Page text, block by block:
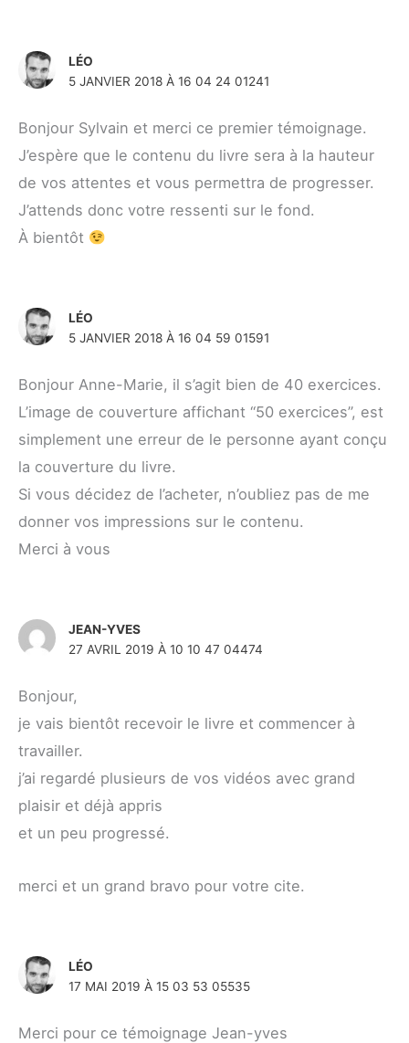
LÉO
5 JANVIER 2018 À 16 04 24 01241
Bonjour Sylvain et merci ce premier témoignage.
J’espère que le contenu du livre sera à la hauteur
de vos attentes et vous permettra de progresser.
J’attends donc votre ressenti sur le fond.
À bientôt
LÉO
5 JANVIER 2018 À 16 04 59 01591
Bonjour Anne-Marie, il s’agit bien de 40 exercices.
L’image de couverture affichant “50 exercices”, est
simplement une erreur de le personne ayant conçu
la couverture du livre.
Si vous décidez de l’acheter, n’oubliez pas de me
donner vos impressions sur le contenu.
Merci à vous
JEAN-YVES
27 AVRIL 2019 À 10 10 47 04474
Bonjour,
je vais bientôt recevoir le livre et commencer à
travailler.
j’ai regardé plusieurs de vos vidéos avec grand
plaisir et déjà appris
et un peu progressé.
merci et un grand bravo pour votre cite.
LÉO
17 MAI 2019 À 15 03 53 05535
Merci pour ce témoignage Jean-yves